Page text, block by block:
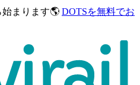
始まります🌎 DOTSを無料でお